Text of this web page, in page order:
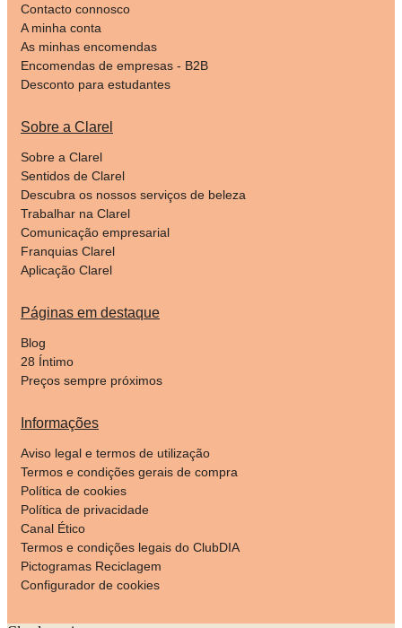
Contacto connosco
A minha conta
As minhas encomendas
Encomendas de empresas - B2B
Desconto para estudantes
Sobre a Clarel
Sobre a Clarel
Sentidos de Clarel
Descubra os nossos serviços de beleza
Trabalhar na Clarel
Comunicação empresarial
Franquias Clarel
Aplicação Clarel
Páginas em destaque
Blog
28 Íntimo
Preços sempre próximos
Informações
Aviso legal e termos de utilização
Termos e condições gerais de compra
Política de cookies
Política de privacidade
Canal Ético
Termos e condições legais do ClubDIA
Pictogramas Reciclagem
Configurador de cookies